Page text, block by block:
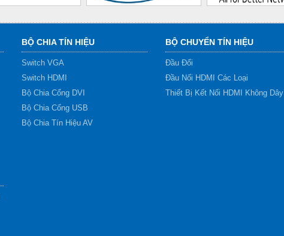
BỘ CHIA TÍN HIỆU
Switch VGA
Switch HDMI
Bộ Chia Cổng DVI
Bộ Chia Cổng USB
Bộ Chia Tín Hiệu AV
BỘ CHUYỂN TÍN HIỆU
Đầu Đổi
Đầu Nối HDMI Các Loại
Thiết Bị Kết Nối HDMI Không Dây